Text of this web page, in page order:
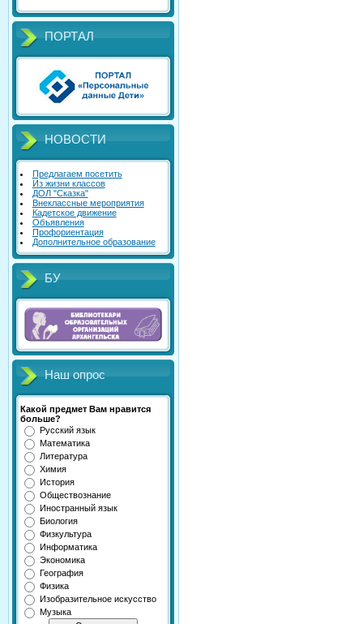
ПОРТАЛ
НОВОСТИ
Предлагаем посетить
Из жизни классов
ДОЛ "Сказка"
Внеклассные мероприятия
Кадетское движение
Объявления
Профориентация
Дополнительное образование
БУ
Наш опрос
Какой предмет Вам нравится
больше?
Русский язык
Математика
Литература
Химия
История
Обществознание
Иностранный язык
Биология
Физкультура
Информатика
Экономика
География
Физика
Изобразительное искусство
Музыка